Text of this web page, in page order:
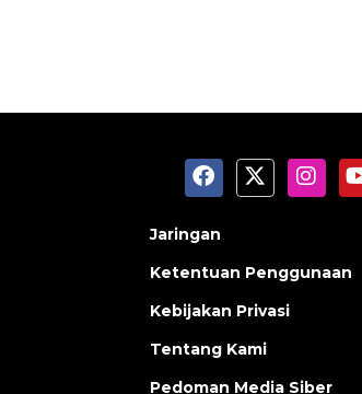
Jaringan
Ketentuan Penggunaan
Kebijakan Privasi
Tentang Kami
Pedoman Media Siber